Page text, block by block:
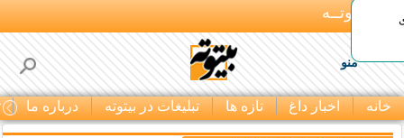
بـیتوتــه
منو
خانه اخبار داغ تازه ها تبلیغات در بیتوته درباره ما